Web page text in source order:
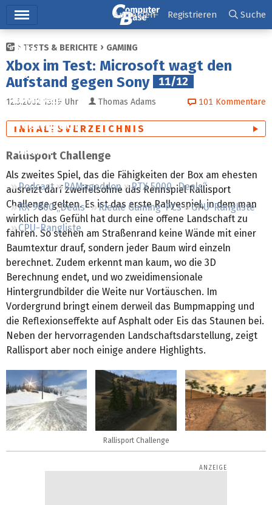
Ticker
Tests
Downloads
Preisvergleich
Forum
Podcast RAMageddon
RTX 5000 „Deals“
RX 9000 „Deals“
Ideale Gaming-PCs
GPU-Rangliste
CPU-Rangliste
Anmelden Registrieren Suche
TESTS & BERICHTE GAMING
Xbox im Test: Microsoft wagt den
Aufstand gegen Sony
11/12
12.5.2002 13:19 Uhr Thomas Adams 101 Kommentare
INHALTSVERZEICHNIS
Rallisport Challenge
Als zweites Spiel, das die Fähigkeiten der Box am ehesten
ausreizt darf zweifelsohne das Rennspiel Rallisport
Challenge gelten. Es ist das erste Rallyespiel, in dem man
wirklich das Gefühl hat durch eine offene Landschaft zu
fahren. So stehen am Straßenrand keine Wände mit einer
Baumtextur drauf, sondern jeder Baum wird einzeln
berechnet. Zudem erkennt man kaum, wo die 3D
Berechnung endet, und wo zweidimensionale
Hintergrundbilder die Weite nur Vortäuschen. Im
Vordergrund bringt einem derweil das Bumpmapping und
die Reflexionseffekte auf Asphalt oder Eis das Staunen bei.
Neben der hervorragenden Landschaftsdarstellung, zeigt
Rallisport aber noch einige andere Highlights.
Rallisport Challenge